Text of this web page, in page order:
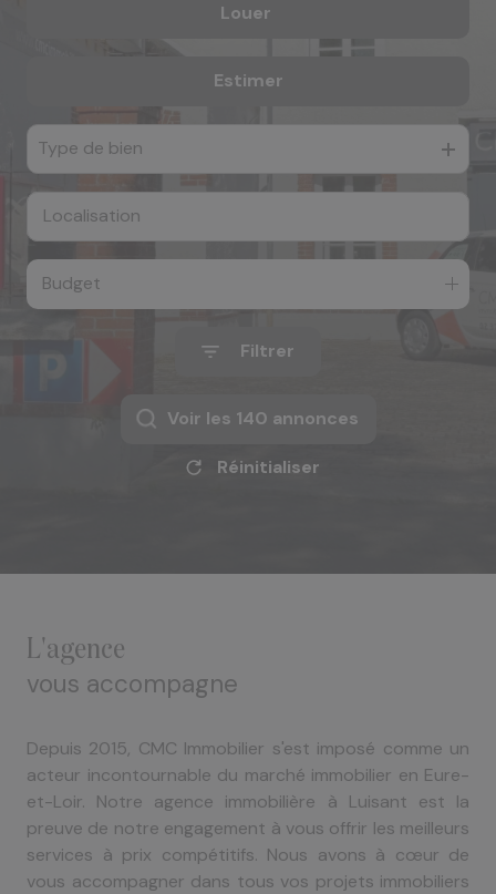
nos
honoraires
contact
Louer
Estimer
Type de bien
Budget
Filtrer
Voir les 140 annonces
Réinitialiser
l'agence
vous accompagne
Depuis 2015, CMC Immobilier s'est imposé comme un
acteur incontournable du marché immobilier en Eure-
et-Loir. Notre agence immobilière à Luisant est la
preuve de notre engagement à vous offrir les meilleurs
services à prix compétitifs. Nous avons à cœur de
vous accompagner dans tous vos projets immobiliers